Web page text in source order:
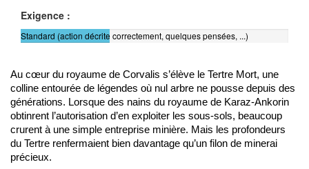
Exigence :
Standard (action décrite correctement, quelques pensées, ...)
Au cœur du royaume de Corvalis s’élève le Tertre Mort, une
colline entourée de légendes où nul arbre ne pousse depuis des
générations. Lorsque des nains du royaume de Karaz-Ankorin
obtinrent l’autorisation d’en exploiter les sous-sols, beaucoup
crurent à une simple entreprise minière. Mais les profondeurs
du Tertre renfermaient bien davantage qu’un filon de minerai
précieux.